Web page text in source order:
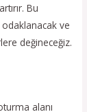
Bu
ve
değineceğiz.
alanı